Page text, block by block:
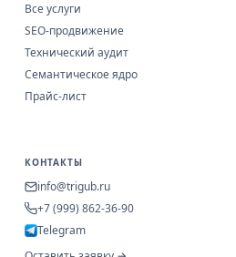
Все услуги
SEO-продвижение
Технический аудит
Семантическое ядро
Прайс-лист
КОНТАКТЫ
info@trigub.ru
+7 (999) 862-36-90
Telegram